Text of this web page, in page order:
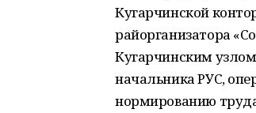
Кугарчинской
райорганизатора
Кугарчинским узлом
начальника РУС,
нормированию